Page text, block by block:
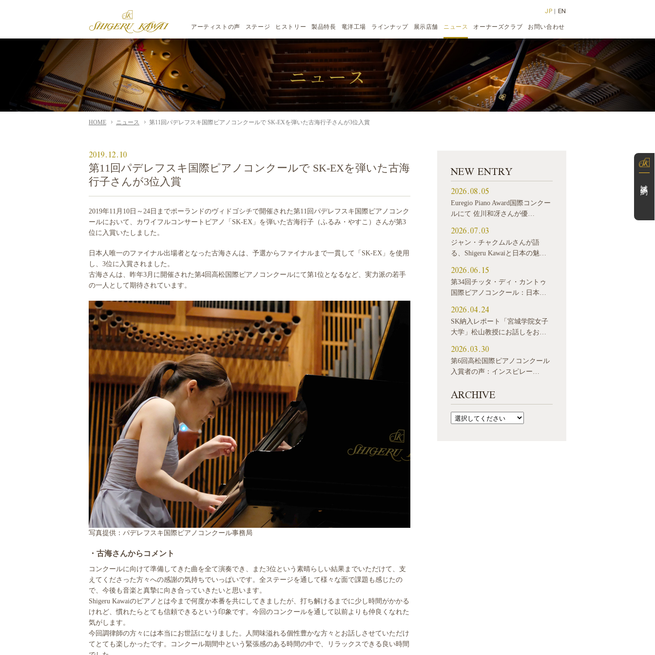
JP | EN
アーティストの声 ステージ ヒストリー 製品特長 竜洋工場 ラインナップ 展示店舗 ニュース オーナーズクラブ お問い合わせ
ニュース
HOME ニュース 第11回パデレフスキ国際ピアノコンクールで SK-EXを弾いた古海行子さんが3位入賞
2019.12.10
第11回パデレフスキ国際ピアノコンクールで SK-EXを弾いた古海
行子さんが3位入賞
2019年11月10日～24日までポーランドのヴィドゴシチで開催された第11回パデレフスキ国際ピアノコンク
ールにおいて、カワイフルコンサートピアノ「SK-EX」を弾いた古海行子（ふるみ・やすこ）さんが第3
位に入賞いたしました。
日本人唯一のファイナル出場者となった古海さんは、予選からファイナルまで一貫して「SK-EX」を使用
し、3位に入賞されました。
古海さんは、昨年3月に開催された第4回高松国際ピアノコンクールにて第1位となるなど、実力派の若手
の一人として期待されています。
写真提供：パデレフスキ国際ピアノコンクール事務局
・古海さんからコメント
コンクールに向けて準備してきた曲を全て演奏でき、また3位という素晴らしい結果までいただけて、支
えてくださった方々への感謝の気持ちでいっぱいです。全ステージを通して様々な面で課題も感じたの
で、今後も音楽と真摯に向き合っていきたいと思います。
Shigeru Kawaiのピアノとは今まで何度か本番を共にしてきましたが、打ち解けるまでに少し時間がかかる
けれど、慣れたらとても信頼できるという印象です。今回のコンクールを通して以前よりも仲良くなれた
気がします。
今回調律師の方々には本当にお世話になりました。人間味溢れる個性豊かな方々とお話しさせていただけ
てとても楽しかったです。コンクール期間中という緊張感のある時間の中で、リラックスできる良い時間
NEW ENTRY
2026.08.05
Euregio Piano Award国際コンクー
ルにて 佐川和冴さんが優…
2026.07.03
ジャン・チャクムルさんが語
る、Shigeru Kawaiと日本の魅…
2026.06.15
第34回チッタ・ディ・カントゥ
国際ピアノコンクール：日本…
2026.04.24
SK納入レポート「宮城学院女子
大学」松山教授にお話しをお…
2026.03.30
第6回高松国際ピアノコンクール
入賞者の声：インスピレー…
ARCHIVE